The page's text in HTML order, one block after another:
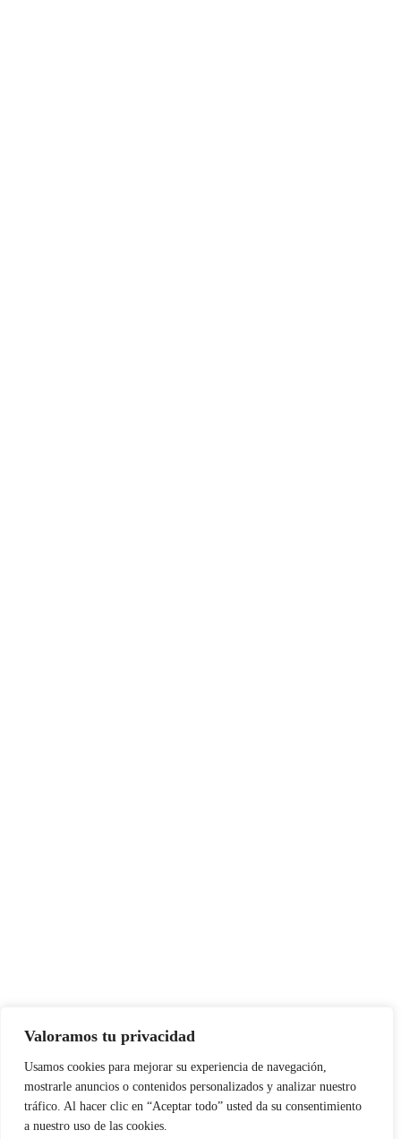
Valoramos tu privacidad
Usamos cookies para mejorar su experiencia de navegación,
mostrarle anuncios o contenidos personalizados y analizar nuestro
tráfico. Al hacer clic en “Aceptar todo” usted da su consentimiento
a nuestro uso de las cookies.